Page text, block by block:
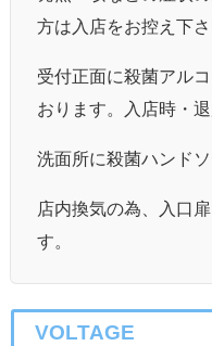
方は入店をお控え下さ
受付正面に殺菌アル
おります。入店時・
洗面所に殺菌ハンド
店内換気の為、入口
す。
VOLTAGE